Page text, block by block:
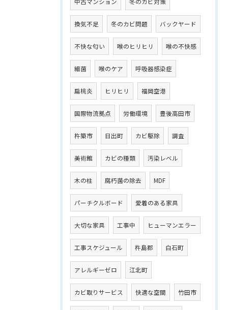
換気不足 冬のカビ問題 バックヤード
不快な匂い 喉のヒリヒリ 喉の不快感
細菌 喉のケア 呼吸器感染症
扁桃炎 ヒリヒリ 福岡空港
国際物流拠点 労働環境 豊後高田市
杵築市 日出町 カビ駆除 調査
美術館 カビの種類 汚染レベル
木の柱 腐朽菌の除去 MDF
パーチクルボード 愛着のある家具
大切な家具 工事中 ヒューマンエラー
工事スケジュール 杵島郡 白石町
アレルギーゼロ 江北町
カビ取りサービス 快適な空間 竹田市